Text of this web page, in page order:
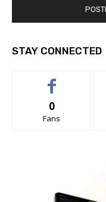
STAY CONNECTED
0
Fans